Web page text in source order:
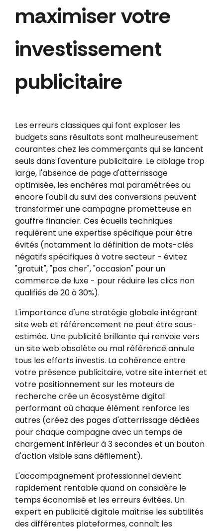
maximiser votre
investissement
publicitaire
Les erreurs classiques qui font exploser les
budgets sans résultats sont malheureusement
courantes chez les commerçants qui se lancent
seuls dans l'aventure publicitaire. Le ciblage trop
large, l'absence de page d'atterrissage
optimisée, les enchères mal paramétrées ou
encore l'oubli du suivi des conversions peuvent
transformer une campagne prometteuse en
gouffre financier. Ces écueils techniques
requièrent une expertise spécifique pour être
évités (notamment la définition de mots-clés
négatifs spécifiques à votre secteur - évitez
"gratuit", "pas cher", "occasion" pour un
commerce de luxe - pour réduire les clics non
qualifiés de 20 à 30%).
L'importance d'une stratégie globale intégrant
site web et référencement ne peut être sous-
estimée. Une publicité brillante qui renvoie vers
un site web obsolète ou mal référencé annule
tous les efforts investis. La cohérence entre
votre présence publicitaire, votre site internet et
votre positionnement sur les moteurs de
recherche crée un écosystème digital
performant où chaque élément renforce les
autres (créez des pages d'atterrissage dédiées
pour chaque campagne avec un temps de
chargement inférieur à 3 secondes et un bouton
d'action visible sans défilement).
L'accompagnement professionnel devient
rapidement rentable quand on considère le
temps économisé et les erreurs évitées. Un
expert en publicité digitale maîtrise les subtilités
des différentes plateformes, connaît les